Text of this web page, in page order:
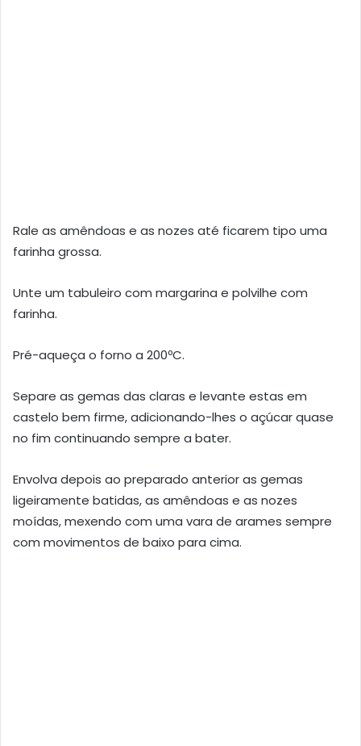
Rale as amêndoas e as nozes até ficarem tipo uma
farinha grossa.
Unte um tabuleiro com margarina e polvilhe com
farinha.
Pré-aqueça o forno a 200ºC.
Separe as gemas das claras e levante estas em
castelo bem firme, adicionando-lhes o açúcar quase
no fim continuando sempre a bater.
Envolva depois ao preparado anterior as gemas
ligeiramente batidas, as amêndoas e as nozes
moídas, mexendo com uma vara de arames sempre
com movimentos de baixo para cima.